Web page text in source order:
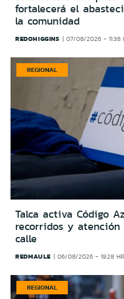
fortalecerá el
la comunidad
REDOHIGGINS 07/08/2026 - 11:38
REGIONAL
Talca activa Código
recorridos y
calle
REDMAULE 06/08/2026 - 19:28
REGIONAL